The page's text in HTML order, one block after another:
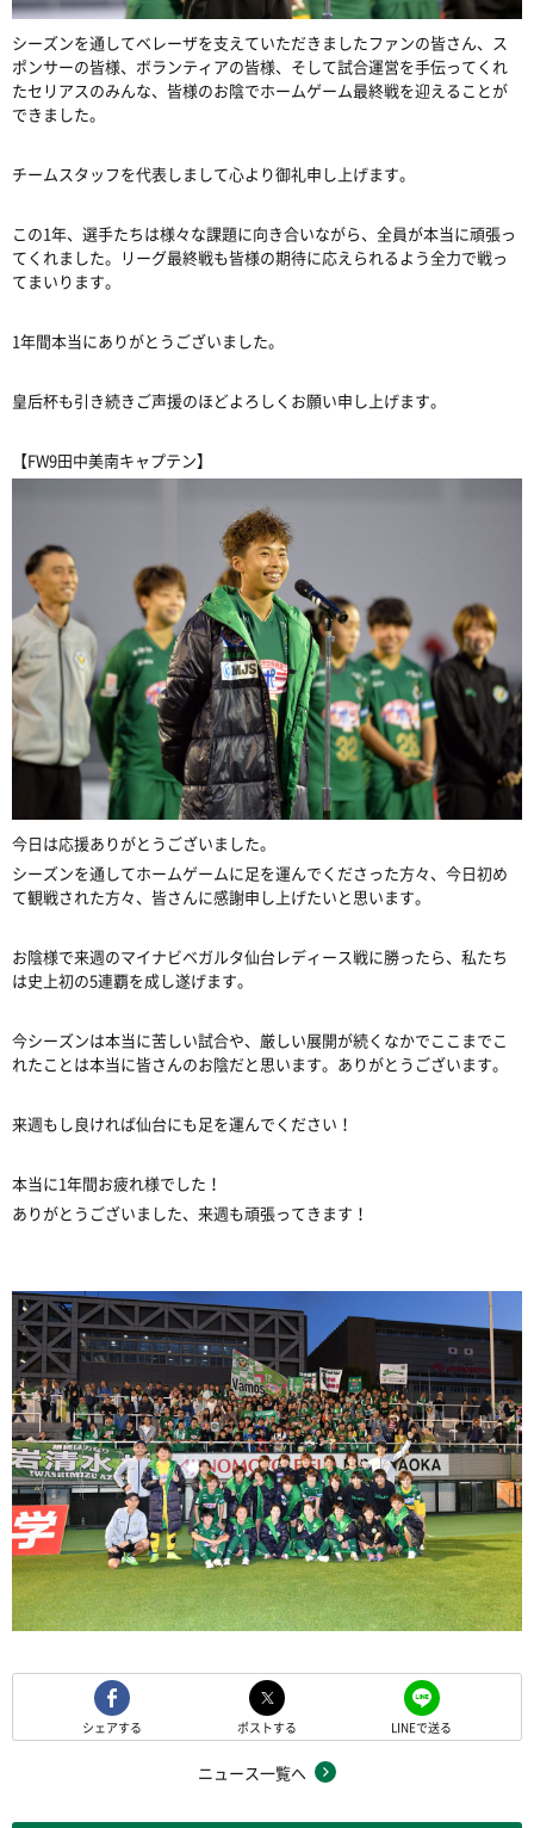
シーズンを通してベレーザを支えていただきましたファンの皆さん、ス
ポンサーの皆様、ボランティアの皆様、そして試合運営を手伝ってくれ
たセリアスのみんな、皆様のお陰でホームゲーム最終戦を迎えることが
できました。
チームスタッフを代表しまして心より御礼申し上げます。
この1年、選手たちは様々な課題に向き合いながら、全員が本当に頑張っ
てくれました。リーグ最終戦も皆様の期待に応えられるよう全力で戦っ
てまいります。
1年間本当にありがとうございました。
皇后杯も引き続きご声援のほどよろしくお願い申し上げます。
【FW9田中美南キャプテン】
今日は応援ありがとうございました。
シーズンを通してホームゲームに足を運んでくださった方々、今日初め
て観戦された方々、皆さんに感謝申し上げたいと思います。
お陰様で来週のマイナビベガルタ仙台レディース戦に勝ったら、私たち
は史上初の5連覇を成し遂げます。
今シーズンは本当に苦しい試合や、厳しい展開が続くなかでここまでこ
れたことは本当に皆さんのお陰だと思います。ありがとうございます。
来週もし良ければ仙台にも足を運んでください！
本当に1年間お疲れ様でした！
ありがとうございました、来週も頑張ってきます！
シェアする ポストする LINEで送る
ニュース一覧へ